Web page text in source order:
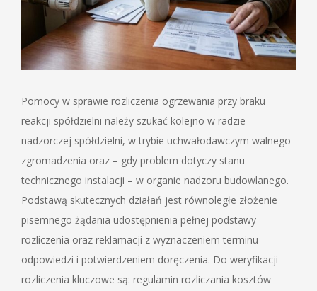
Pomocy w sprawie rozliczenia ogrzewania przy braku
reakcji spółdzielni należy szukać kolejno w radzie
nadzorczej spółdzielni, w trybie uchwałodawczym walnego
zgromadzenia oraz – gdy problem dotyczy stanu
technicznego instalacji – w organie nadzoru budowlanego.
Podstawą skutecznych działań jest równoległe złożenie
pisemnego żądania udostępnienia pełnej podstawy
rozliczenia oraz reklamacji z wyznaczeniem terminu
odpowiedzi i potwierdzeniem doręczenia. Do weryfikacji
rozliczenia kluczowe są: regulamin rozliczania kosztów